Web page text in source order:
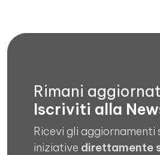
Rimani
Iscriviti alla
Ricevi gli aggiornamenti
iniziative direttamente